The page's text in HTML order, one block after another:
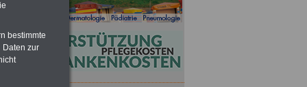
bestimmte
Daten zur